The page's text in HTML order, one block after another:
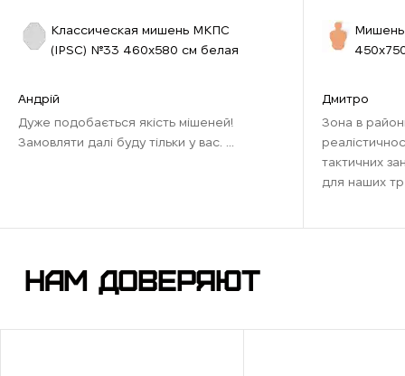
Классическая мишень МКПС
(IPSС) №33 460х580 см белая
Андрій
Дуже подобається якість мішеней!
Замовляти далі буду тільки у вас. ...
Мишень
Дмитро
Зона в
тактичних
для наших
НАМ ДОВЕРЯЮТ